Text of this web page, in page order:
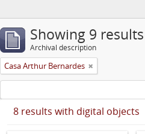
Showing 9 results
Archival description
Casa Arthur Bernardes
8 results with digital objects